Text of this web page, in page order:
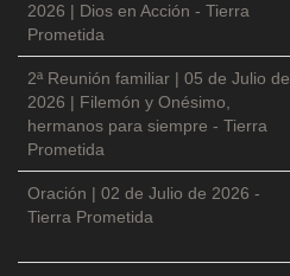
2026 | Dios en Acción - Tierra
Prometida
2ª Reunión familiar | 05 de Julio de
2026 | Filemón y Onésimo,
hermanos para siempre - Tierra
Prometida
Oración | 02 de Julio de 2026 -
Tierra Prometida